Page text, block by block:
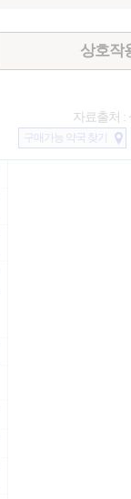
상호작
자료출처 :
구매가능 약국 찾기